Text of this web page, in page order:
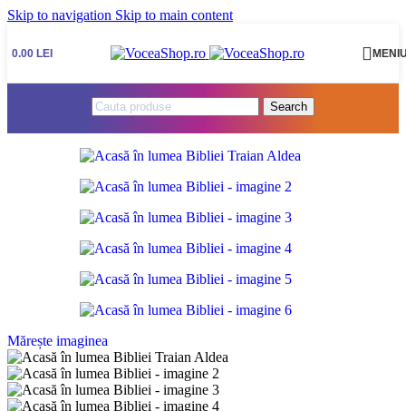
Skip to navigation Skip to main content
0.00 LEI
Search
Mărește imaginea